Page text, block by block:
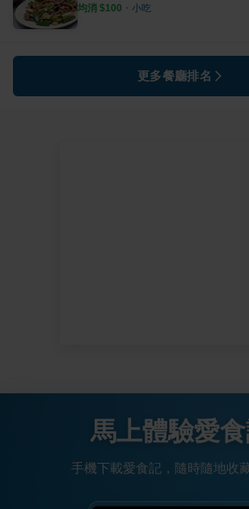
均消 $100 ・ 小吃
更多餐廳排名
馬上體驗愛
手機下載愛食記，隨時隨地收